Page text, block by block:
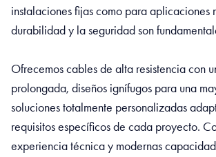
instalaciones fijas como para aplicaciones
durabilidad y la seguridad son
Ofrecemos cables de alta resistencia con
prolongada, diseños ignífugos para una
soluciones totalmente personalizadas
requisitos específicos de cada proyecto.
experiencia técnica y modernas